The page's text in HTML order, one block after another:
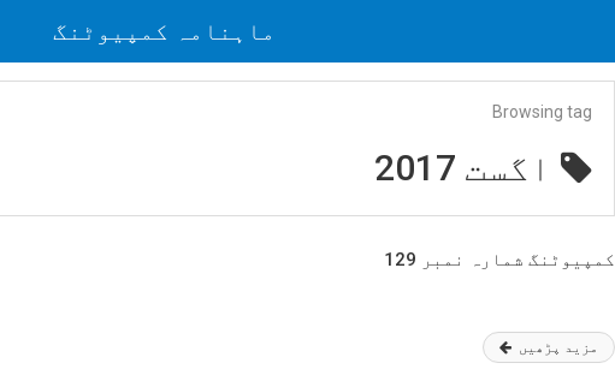
ماہنامہ کمپیوٹنگ
Browsing tag
اگست 2017
کمپیوٹنگ شمارہ نمبر 129
مزید پڑھیں